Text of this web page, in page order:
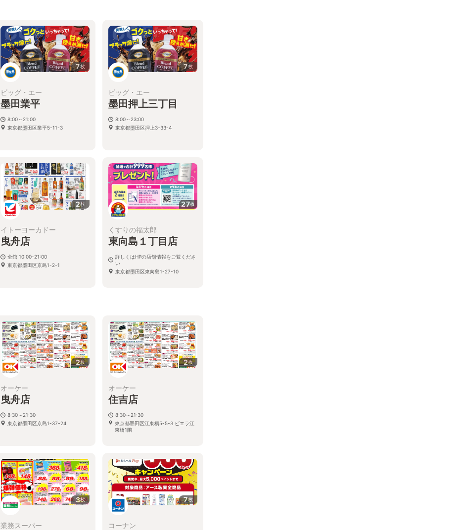
7枚
ビッグ・エー
墨田業平
8:00～21:00
東京都墨田区業平5-11-3
7枚
ビッグ・エー
墨田押上三丁目
8:00～23:00
東京都墨田区押上3-33-4
2枚
イトーヨーカドー
曳舟店
全館 10:00-21:00
東京都墨田区京島1-2-1
27枚
くすりの福太郎
東向島１丁目店
詳しくはHPの店舗情報をご覧くださ
い
東京都墨田区東向島1-27-10
2枚
オーケー
曳舟店
8:30～21:30
東京都墨田区京島1-37-24
2枚
オーケー
住吉店
8:30～21:30
東京都墨田区江東橋5-5-3 ビエラ江
東橋1階
3枚
業務スーパー
7枚
コーナン